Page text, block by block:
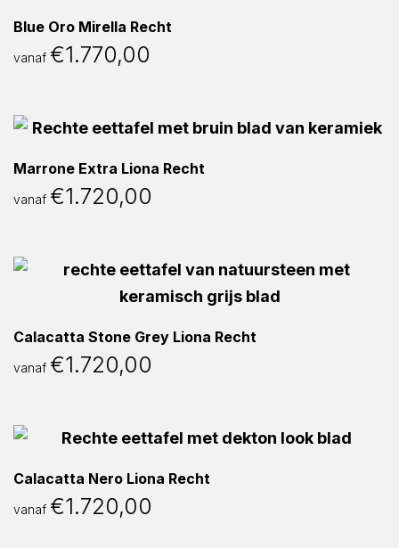
Blue Oro Mirella Recht
vanaf €1.770,00
Marrone Extra Liona Recht
vanaf €1.720,00
Calacatta Stone Grey Liona Recht
vanaf €1.720,00
Calacatta Nero Liona Recht
vanaf €1.720,00